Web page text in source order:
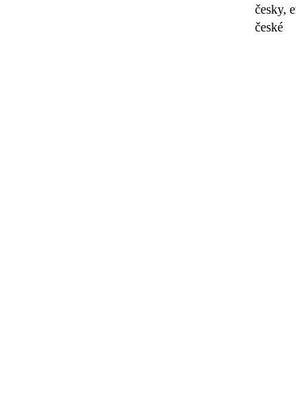
česky,
české